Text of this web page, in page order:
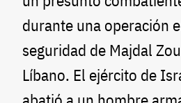
durante una operación
seguridad de Majdal
Líbano. El ejército de